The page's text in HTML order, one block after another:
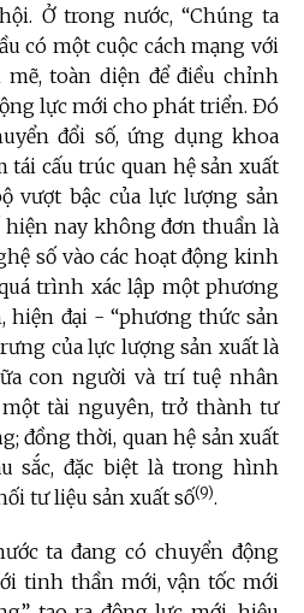
Ở trong nước, “Chúng ta
có một cuộc cách mạng với
toàn diện để điều chỉnh
lực mới cho phát triển. Đó
đổi số, ứng dụng khoa
cấu trúc quan hệ sản xuất
vượt bậc của lực lượng sản
hiện nay không đơn thuần là
số vào các hoạt động kinh
trình xác lập một phương
hiện đại - “phương thức sản
của lực lượng sản xuất là
con người và trí tuệ nhân
tài nguyên, trở thành tư
đồng thời, quan hệ sản xuất
sắc, đặc biệt là trong hình
tư liệu sản xuất số(9).
ta đang có chuyển động
tinh thần mới, vận tốc mới